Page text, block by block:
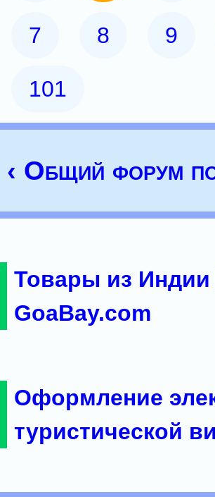
7 8 9
101
‹ Общий форум
Товары из
GoaBay.com
Оформление
туристической